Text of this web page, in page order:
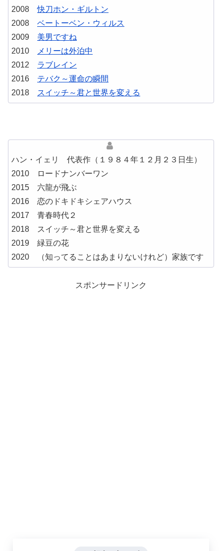
2008快刀ホン・ギルトン
2008 ベートーベン・ウィルス
2009 美男ですね
2010
メリーは外泊中
2012 ラブレイン
2016 テバク～運命の瞬間
2018
スイッチ～君と世界を変える
ハン・イェリ 代表作（１９８４年１２月２３日生）
2010 ロードナンバーワン
2015 六龍が飛ぶ
2016 恋のドキドキシェアハウス
2017 青春時代２
2018 スイッチ～君と世界を変える
2019 緑豆の花
2020 （知ってることはあまりないけれど）家族です
スポンサードリンク